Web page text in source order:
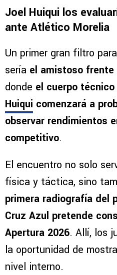
Joel Huiqui los
ante Atlético Morelia
Un primer gran filtro
sería el amistoso
donde el cuerpo
Huiqui comenzará a
observar rendimientos
competitivo.
El encuentro no solo
física y táctica, sino
primera radiografía del
Cruz Azul pretende
Apertura 2026. Allí, los
la oportunidad de
nivel interno.